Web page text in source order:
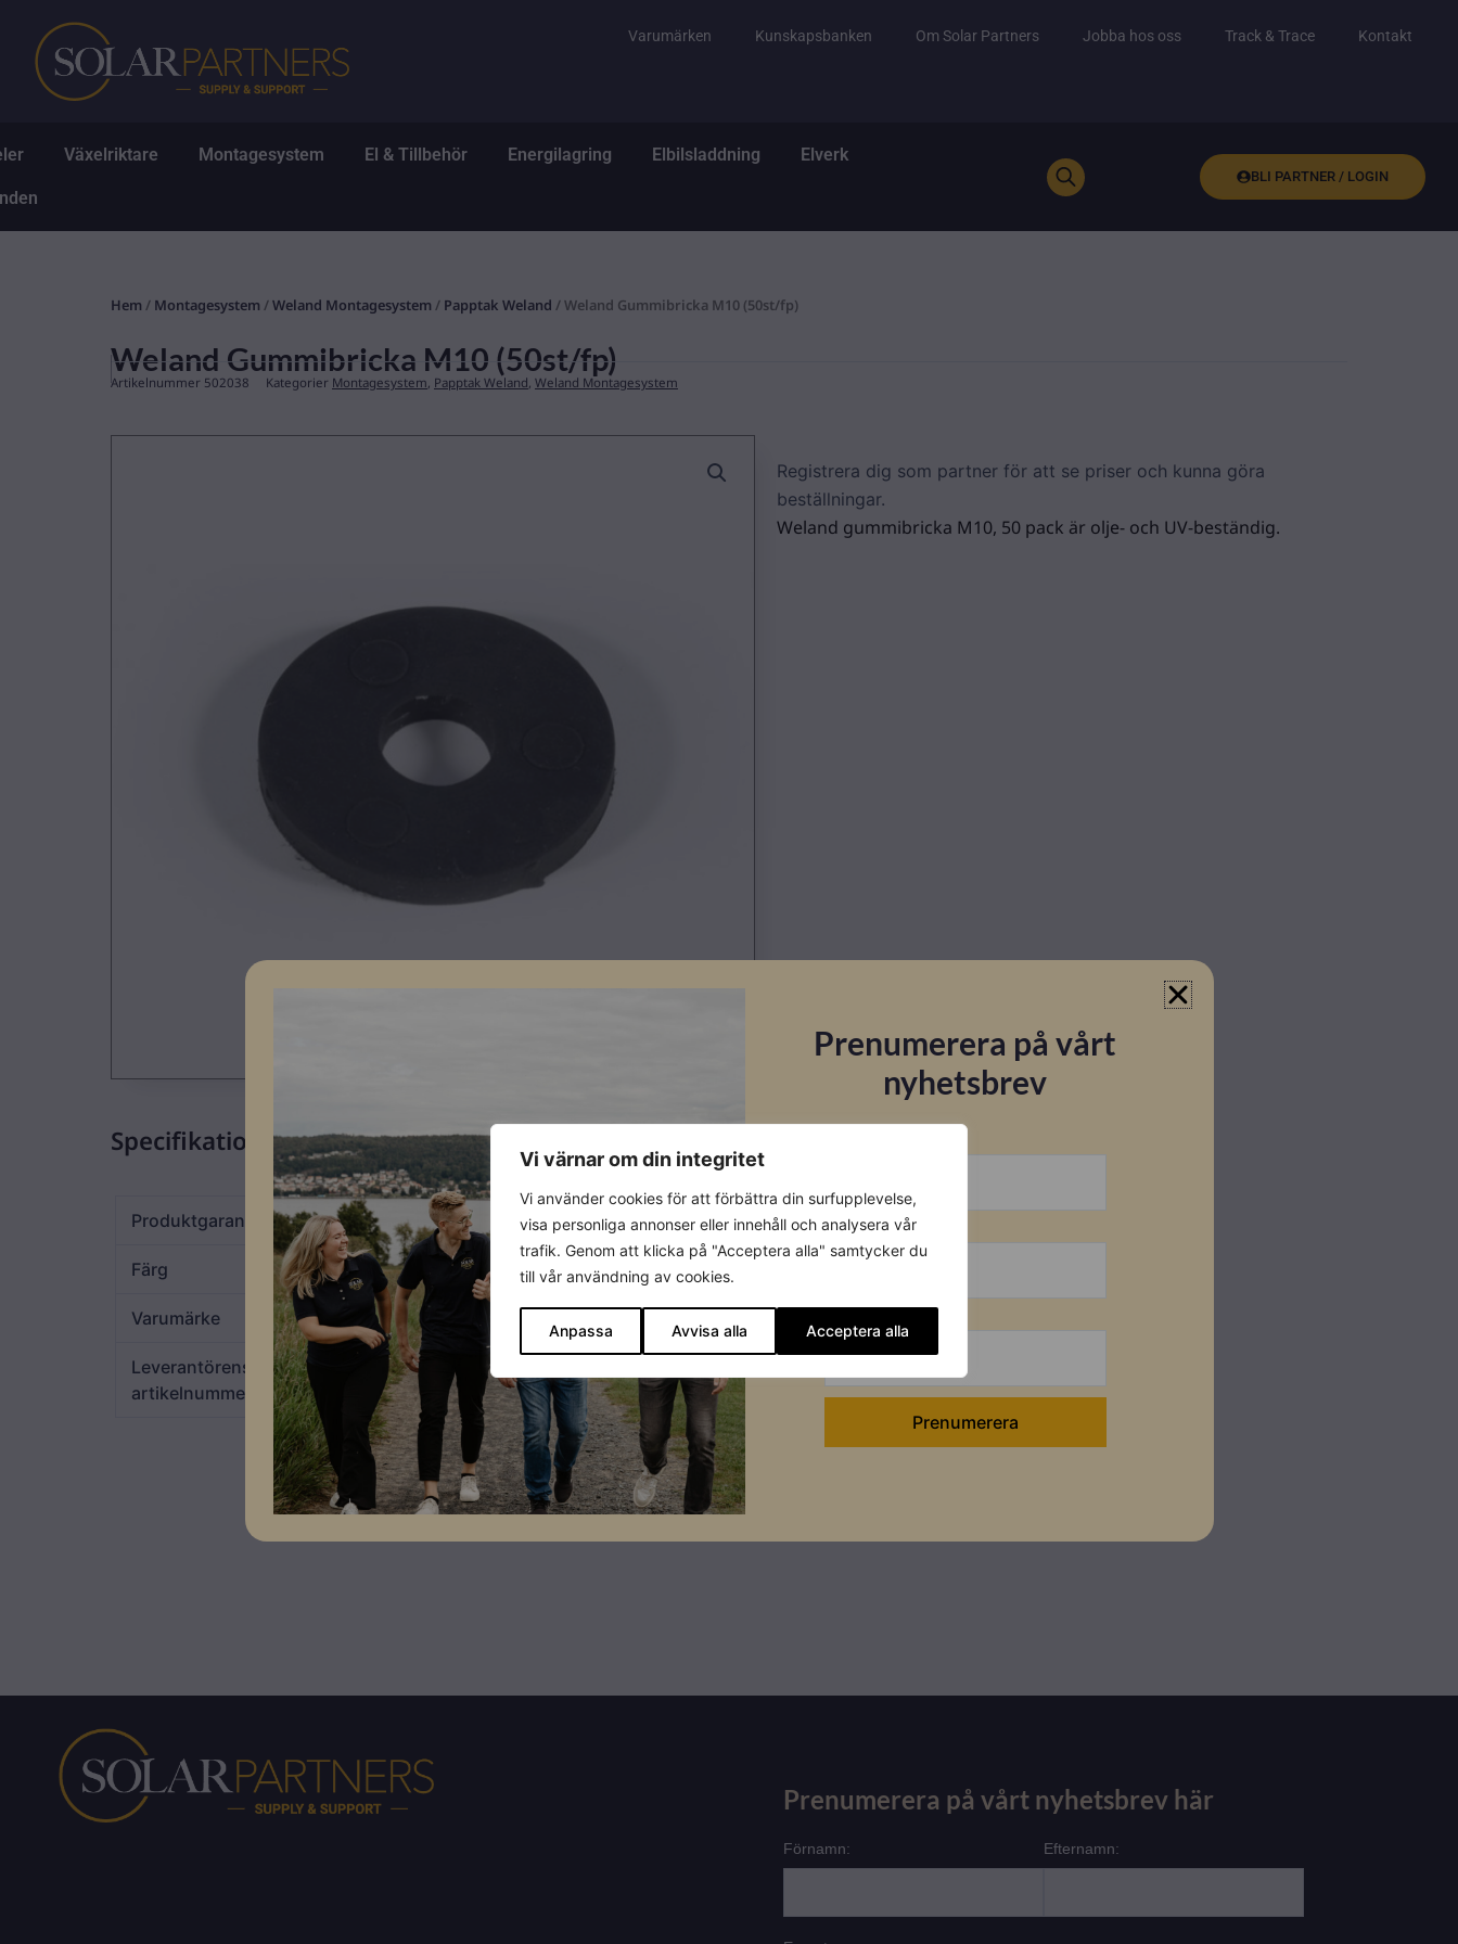
Vi värnar om din integritet
Vi använder cookies för att förbättra din surfupplevelse,
visa personliga annonser eller innehåll och analysera vår
trafik. Genom att klicka på "Acceptera alla" samtycker du
till vår användning av cookies.
Anpassa Avvisa alla Acceptera alla
innehåll
Varumärken Kunskapsbanken Om Solar Partners Jobba hos oss Track & Trace Kontakt
Öppna Solpaneler
Växelriktare Öppna Växelriktare
Montagesystem Öppna Montagesystem
El & Tillbehör Öppna El & Tillbehör
Energilagring Öppna Energilagring
Elbilsladdning Öppna Elbilsladdning
Elverk
BLI PARTNER / LOGIN
Hem / Montagesystem /Weland Montagesystem / Papptak Weland / Weland Gummibricka M10 (50st/fp)
Weland Gummibricka M10 (50st/fp)
Artikelnummer 502038 Kategorier Montagesystem Papptak Weland Weland Montagesystem
Registrera dig som partner för att se priser och kunna göra
beställningar.
Weland gummibricka M10, 50 pack är olje- och UV-beständig.
Specifikationer
Produktgaranti 30 år
Färg Svart
Varumärke Weland
Leverantörens
artikelnummer
GB0010
Prenumerera på vårt nyhetsbrev här
Förnamn: Efternamn:
Prenumerera på vårt
nyhetsbrev
Förnamn
Efternamn